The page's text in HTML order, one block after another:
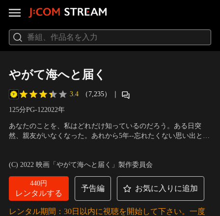
やがて海へと届く
3.4 （7,235） ｜
125分PG-122022年
あなたのことを、私はどれだけ知っているのだろう。ある日突
然、親友がいなくなった。あれから5年--忘れたくない思い出と、
しかし、すみれは一人旅に出たまま突然いなくなってしまう。あ
れから5年--真奈はすみれの不在をいまだ受け入れられず…。
(C) 2022 映画「やがて海へと届く」製作委員会
440円
レンタルする
予告編 お気に入りに追加
レンタル期間：30日以内に視聴を開始して下さい。一度